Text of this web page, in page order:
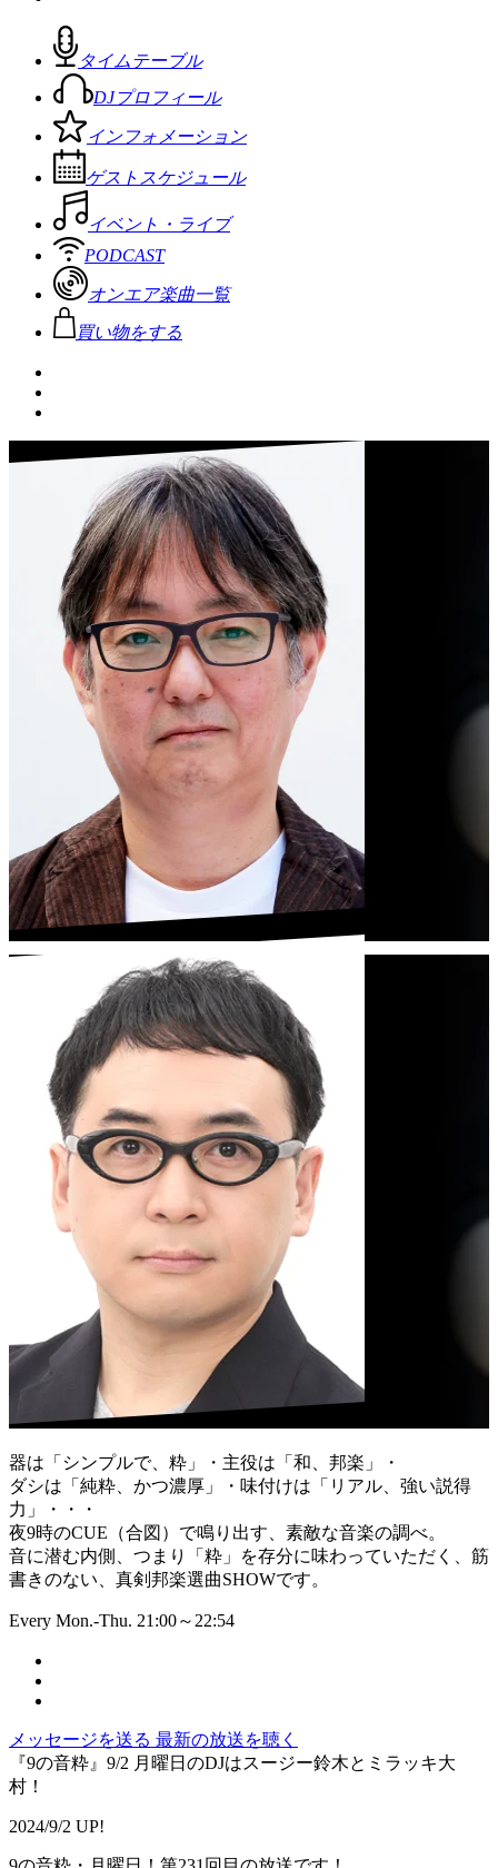
タイムテーブル
DJプロフィール
インフォメーション
ゲストスケジュール
イベント・ライブ
PODCAST
オンエア楽曲一覧
買い物をする
器は「シンプルで、粋」・主役は「和、邦楽」・
ダシは「純粋、かつ濃厚」・味付けは「リアル、強い説得
力」・・・
夜9時のCUE（合図）で鳴り出す、素敵な音楽の調べ。
音に潜む内側、つまり「粋」を存分に味わっていただく、筋
書きのない、真剣邦楽選曲SHOWです。
Every Mon.-Thu. 21:00～22:54
メッセージを送る 最新の放送を聴く
『9の音粋』9/2 月曜日のDJはスージー鈴木とミラッキ大
村！
2024/9/2 UP!